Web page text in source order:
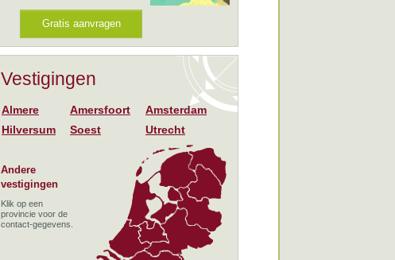
Gratis aanvragen
Vestigingen
Almere Amersfoort
Amsterdam
Hilversum
Soest Utrecht
Andere
vestigingen
Klik op een
provincie voor de
contact-gegevens.